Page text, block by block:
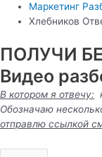
Маркетинг
Хлебников
ПОЛУЧИ
Видео
В котором я отвечу:
Обозначаю
отправлю ссылкой